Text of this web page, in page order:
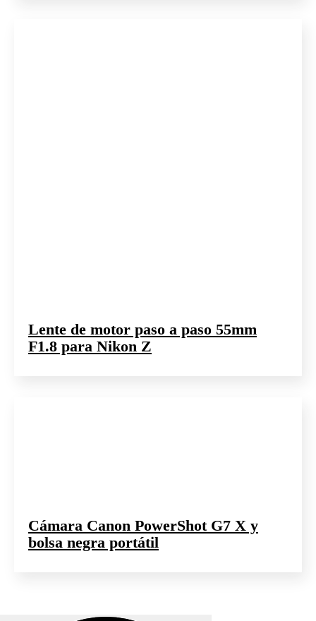
Lente de motor paso a paso 55mm
F1.8 para Nikon Z
Cámara Canon PowerShot G7 X y
bolsa negra portátil